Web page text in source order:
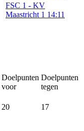
FSC 1 - KV
Maastricht 1 14:11
Doelpunten
voor
Doelpunten
tegen
20 17